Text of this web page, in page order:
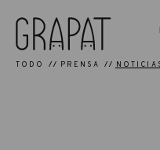
TODO PRENSA